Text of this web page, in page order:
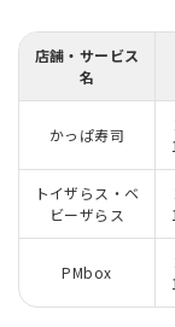
店舗・サービス
名
かっぱ寿司
トイザらス・ベ
ビーザらス
PMbox